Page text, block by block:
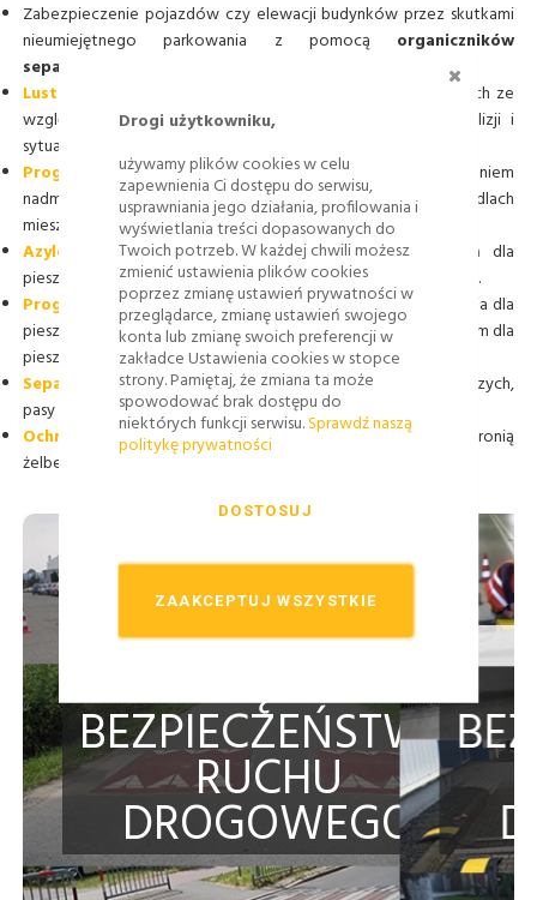
Drogi użytkowniku,
używamy plików cookies w celu
zapewnienia Ci dostępu do serwisu,
usprawniania jego działania, profilowania i
wyświetlania treści dopasowanych do
Twoich potrzeb. W każdej chwili możesz
zmienić ustawienia plików cookies
poprzez zmianę ustawień prywatności w
przeglądarce, zmianę ustawień swojego
konta lub zmianę swoich preferencji w
zakładce Ustawienia cookies w stopce
strony. Pamiętaj, że zmiana ta może
spowodować brak dostępu do
niektórych funkcji serwisu.Sprawdź naszą
politykę prywatności
ZAAKCEPTUJ WSZYSTKIE
DOSTOSUJ
Zabezpieczenie pojazdów czy elewacji budynków przez skutkami
nieumiejętnego parkowania z pomocą organiczników
separatorów,
Lustra drogowe
zainstalowane w miejscach niebezpiecznych ze
względu na ograniczoną widoczność pomagają uniknąć kolizji i
sytuacji niebezpiecznych.
Progi zwalniającepowstrzymują kierowców przed osiąganiem
nadmiernych prędkości przy ciągach pieszych, szkołach na osiedlach
mieszkaniowych co zmniejsza ryzyko wypadku.
Azyle drogowewraz z zestawem aktywnego przejścia dla
pieszych pomagają stworzyć bezpieczne przejścia dla pieszych.
Progi modułowepozwalają stworzyć podwyższone przejścia dla
pieszych będące połączeniem progu zwalniającego z przejściem dla
pieszych.
Separatory ruchuibike separatoryoddzielają ciągi pieszych,
pasy ruchu czy ścieżki rowerowe.
Ochraniacze narożnei odbojnice przemysłowe chronią
żelbetowe filary i zapobiegają uszkodzeniom elewacje.
Profesjonalny montaż
URZĄDZEŃ
BEZPIECZEŃSTWA
RUCHU
DROGOWEGO